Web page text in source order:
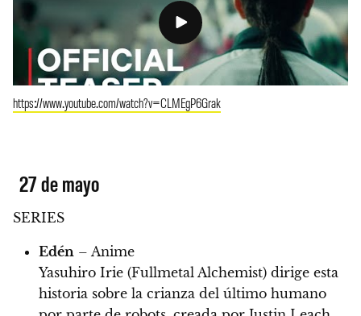
https://www.youtube.com/watch?v=CLMEgP6Grak
27 de mayo
SERIES
Edén – Anime
Yasuhiro Irie (Fullmetal Alchemist) dirige esta
historia sobre la crianza del último humano